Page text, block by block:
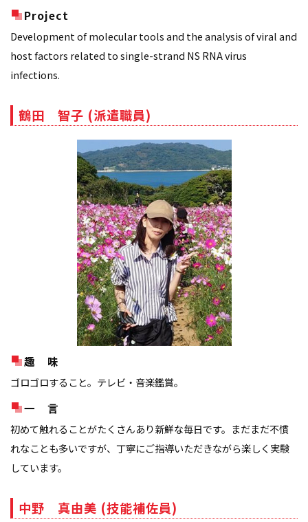
Project
Development of molecular tools and the analysis of viral and
host factors related to single-strand NS RNA virus
infections.
鶴田 智子 (派遣職員)
趣 味
ゴロゴロすること。テレビ・音楽鑑賞。
一 言
初めて触れることがたくさんあり新鮮な毎日です。まだまだ不慣
れなことも多いですが、丁寧にご指導いただきながら楽しく実験
しています。
中野 真由美 (技能補佐員)